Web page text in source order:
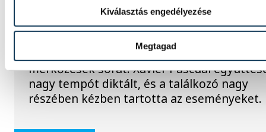
Kiválasztás engedélyezése
Megtagad
A bajnoki és Magyar Kupa-címvédő One
Veszprém fölényes, 44–25-ös győzelmet
az ETO University HT vendégeként
ezzel sikerrel kezdte a nyári felkészülési
mérkőzések sorát. Xavier Pascual
nagy tempót diktált, és a találkozó nagy
részében kézben tartotta az eseményeket.